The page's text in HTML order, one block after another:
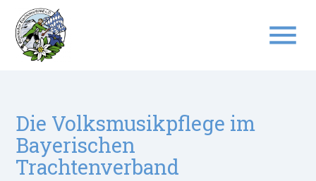
menu
Die Volksmusikpflege im
Bayerischen
Trachtenverband